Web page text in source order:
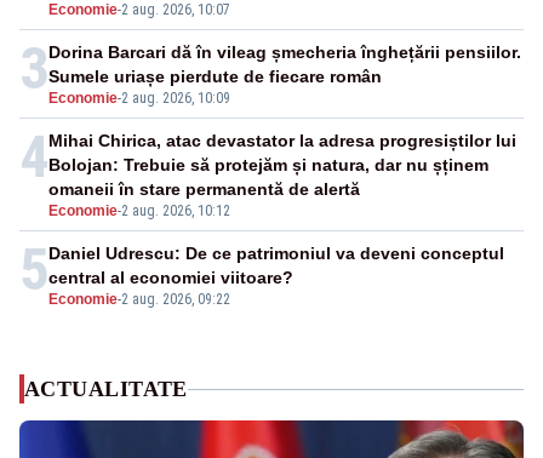
Economie-2 aug. 2026, 10:07
3 Economie-2 aug. 2026, 10:09
Dorina Barcari dă în vileag șmecheria înghețării pensiilor.
Sumele uriașe pierdute de fiecare român
4
Economie-2 aug. 2026, 10:12
Mihai Chirica, atac devastator la adresa progresiștilor lui
Bolojan: Trebuie să protejăm și natura, dar nu șținem
omaneii în stare permanentă de alertă
5 Economie-2 aug. 2026, 09:22
Daniel Udrescu: De ce patrimoniul va deveni conceptul
central al economiei viitoare?
ACTUALITATE